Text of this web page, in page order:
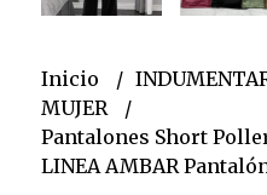
Inicio
MUJER
Pantalones Short
LINEA AMBAR